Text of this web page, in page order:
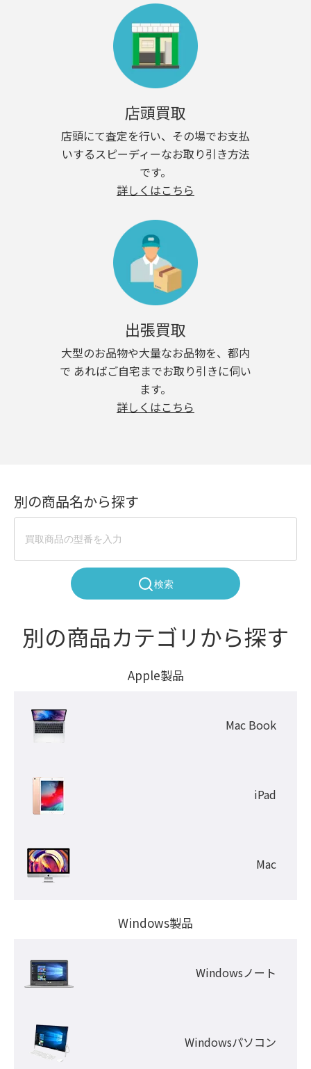
店頭買取
店頭にて査定を行い、その場でお支払
いするスピーディーなお取り引き方法
です。
詳しくはこちら
出張買取
大型のお品物や大量なお品物を、都内
で あればご自宅までお取り引きに伺い
ます。
詳しくはこちら
別の商品名から探す
検索
別の商品カテゴリから探す
Apple製品
Mac Book
iPad
Mac
Windows製品
Windowsノート
Windowsパソコン